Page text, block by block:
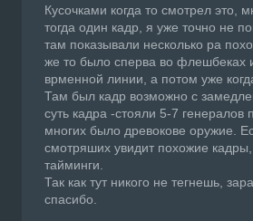
Кусочками когда то смотрел это,
тогда один кадр, я уже точно не
там показывали несколько ра
же то было сперва во флешбеках
врменной линии, а потом уже
Там был кадр возможно с
суть кадра -стояли 5-7 генералов
многих было древокове оружие.
смотряших увидит похожие кадры,
тайминги.
Так как тут никого не тегнешь,
спасибо.